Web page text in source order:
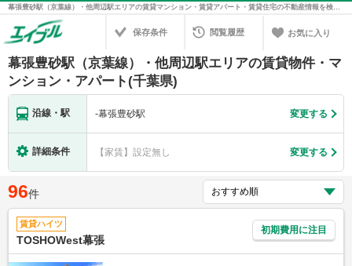
幕張豊砂駅（京葉線）・他周辺駅エリアの賃貸マンション・賃貸アパート・賃貸住宅の不動産情報を検索！不動産賃貸の物件探しは、お部屋探しのエイブル
保存条件 閲覧履歴 お気に入り
幕張豊砂駅（京葉線）・他周辺駅エリアの賃貸物件・マ
ンション・アパート(千葉県)
沿線・駅 -幕張豊砂駅 変更する
詳細条件 【家賃】設定無し 変更する
96件
賃貸ハイツ
TOSHOWest幕張
初期費用に注目